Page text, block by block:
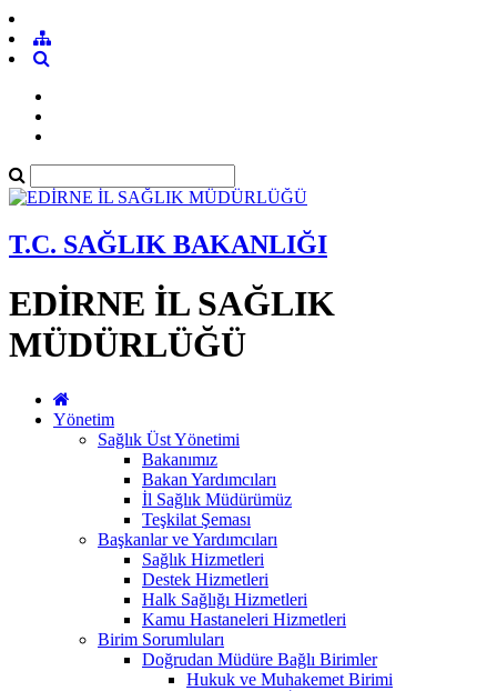
T.C. SAĞLIK BAKANLIĞI
EDİRNE İL SAĞLIK
MÜDÜRLÜĞÜ
Yönetim
Sağlık Üst Yönetimi
Bakanımız
Bakan Yardımcıları
İl Sağlık Müdürümüz
Teşkilat Şeması
Başkanlar ve Yardımcıları
Sağlık Hizmetleri
Destek Hizmetleri
Halk Sağlığı Hizmetleri
Kamu Hastaneleri Hizmetleri
Birim Sorumluları
Doğrudan Müdüre Bağlı Birimler
Hukuk ve Muhakemet Birimi